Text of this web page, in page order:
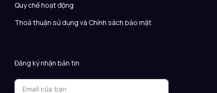
Quy chế hoạt động
Thoả thuận sử dụng và Chính sách bảo mật
Đăng ký nhận bản tin